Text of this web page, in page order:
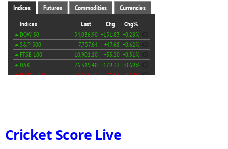
Cricket Score Live